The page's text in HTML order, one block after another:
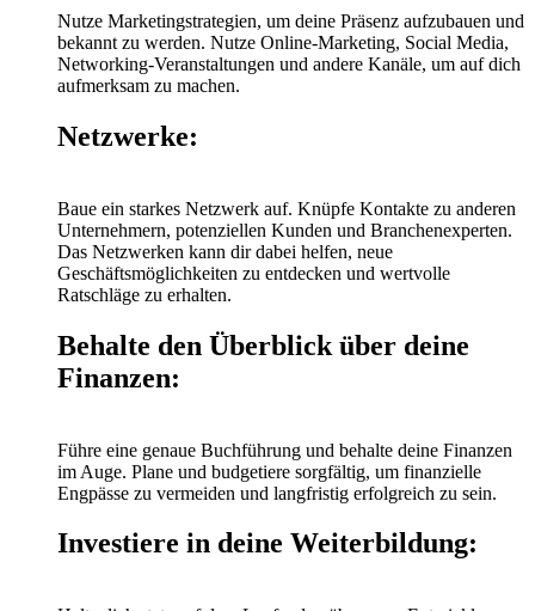
Nutze Marketingstrategien, um deine Präsenz aufzubauen und
bekannt zu werden. Nutze Online-Marketing, Social Media,
Networking-Veranstaltungen und andere Kanäle, um auf dich
aufmerksam zu machen.
Netzwerke:
Baue ein starkes Netzwerk auf. Knüpfe Kontakte zu anderen
Unternehmern, potenziellen Kunden und Branchenexperten.
Das Netzwerken kann dir dabei helfen, neue
Geschäftsmöglichkeiten zu entdecken und wertvolle
Ratschläge zu erhalten.
Behalte den Überblick über deine
Finanzen:
Führe eine genaue Buchführung und behalte deine Finanzen
im Auge. Plane und budgetiere sorgfältig, um finanzielle
Engpässe zu vermeiden und langfristig erfolgreich zu sein.
Investiere in deine Weiterbildung: